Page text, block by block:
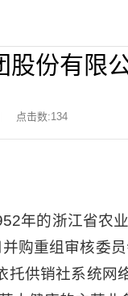
股份有限
点击数:134
年的浙江省农
购重组审核委
供销社系统